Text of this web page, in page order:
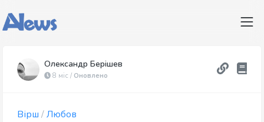
Олександр Берішев
8 міс / Оновлено
Вірш /Любов